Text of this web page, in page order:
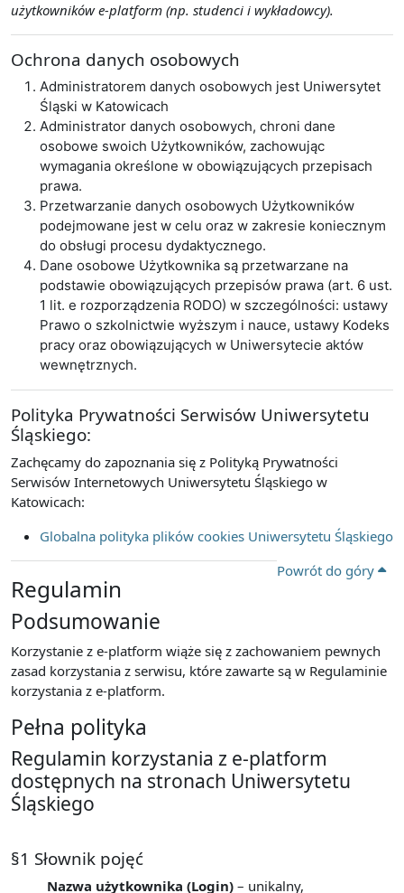
użytkowników e-platform (np. studenci i wykładowcy).
Ochrona danych osobowych
Administratorem danych osobowych jest Uniwersytet
Śląski w Katowicach
Administrator danych osobowych, chroni dane
osobowe swoich Użytkowników, zachowując
wymagania określone w obowiązujących przepisach
prawa.
Przetwarzanie danych osobowych Użytkowników
podejmowane jest w celu oraz w zakresie koniecznym
do obsługi procesu dydaktycznego.
Dane osobowe Użytkownika są przetwarzane na
podstawie obowiązujących przepisów prawa (art. 6 ust.
1 lit. e rozporządzenia RODO) w szczególności: ustawy
Prawo o szkolnictwie wyższym i nauce, ustawy Kodeks
pracy oraz obowiązujących w Uniwersytecie aktów
wewnętrznych.
Polityka Prywatności Serwisów Uniwersytetu
Śląskiego:
Zachęcamy do zapoznania się z Polityką Prywatności
Serwisów Internetowych Uniwersytetu Śląskiego w
Katowicach:
Globalna polityka plików cookies Uniwersytetu Śląskiego
Powrót do góry
Regulamin
Podsumowanie
Korzystanie z e-platform wiąże się z zachowaniem pewnych
zasad korzystania z serwisu, które zawarte są w Regulaminie
korzystania z e-platform.
Pełna polityka
Regulamin korzystania z e-platform
dostępnych na stronach Uniwersytetu
Śląskiego
§1 Słownik pojęć
Nazwa użytkownika (Login) – unikalny,